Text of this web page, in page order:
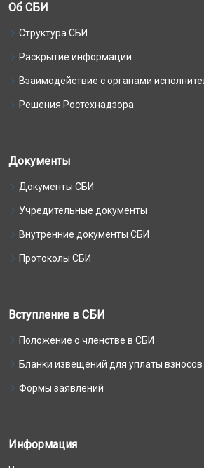
Об СБИ
Структура СБИ
Раскрытие информации:
Взаимодействие с органами
Решения Ростехнадзора
Документы
Документы СБИ
Учредительные документы
Внутренние документы СБИ
Протоколы СБИ
Вступление в СБИ
Положение о членстве в СБИ
Бланки извещений для уплаты взносов
Формы заявлений
Информация